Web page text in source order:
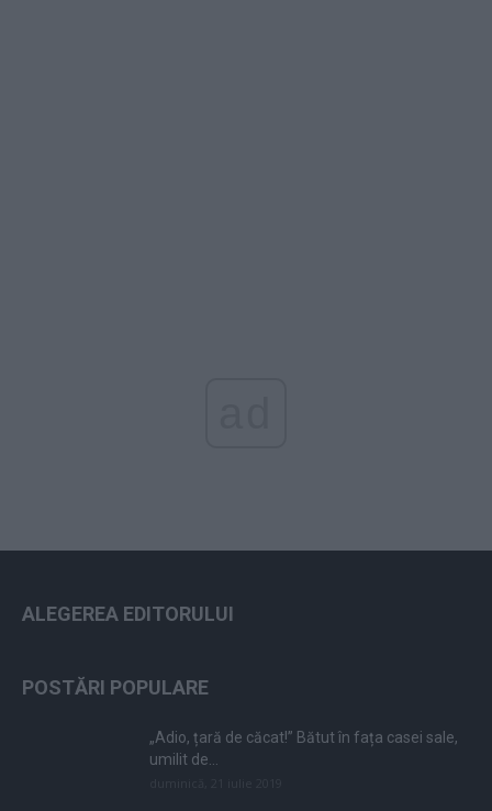
ALEGEREA EDITORULUI
POSTĂRI POPULARE
„Adio, țară de căcat!” Bătut în fața casei sale,
umilit de...